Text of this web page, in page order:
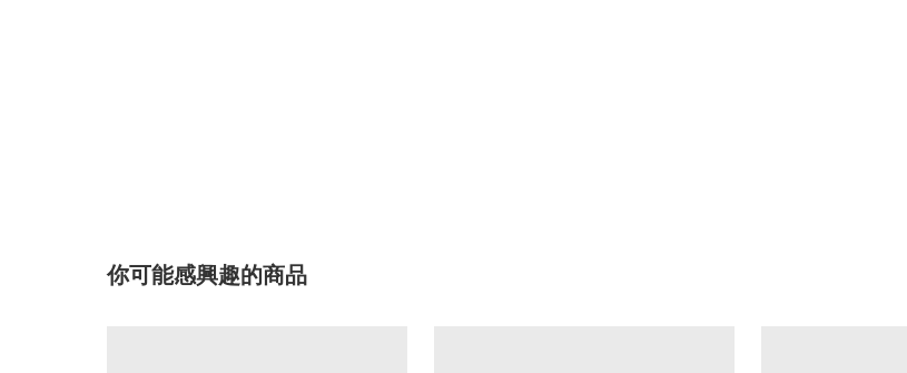
你可能感興趣的商品